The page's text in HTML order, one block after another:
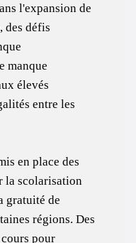
l'expansion de
des défis
manque
élevés
entre les
en place des
la scolarisation
gratuité de
régions. Des
pour